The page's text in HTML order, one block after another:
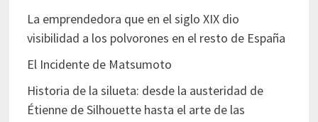
La emprendedora que en el siglo XIX dio
visibilidad a los polvorones en el resto de España
El Incidente de Matsumoto
Historia de la silueta: desde la austeridad de
Étienne de Silhouette hasta el arte de las